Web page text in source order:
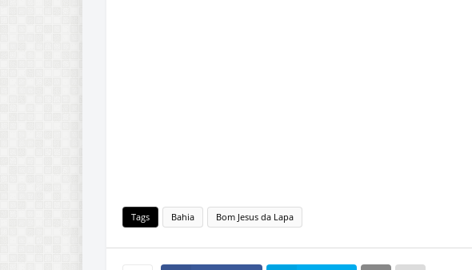
Tags Bahia Bom Jesus da Lapa